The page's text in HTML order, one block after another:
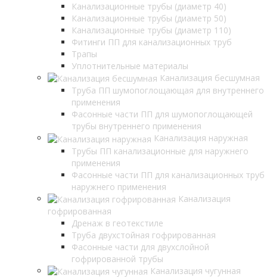
Канализационные трубы (диаметр 40)
Канализационные трубы (диаметр 50)
Канализационные трубы (диаметр 110)
Фитинги ПП для канализационных труб
Трапы
Уплотнительные материалы
Канализация бесшумная
Труба ПП шумопоглощающая для внутреннего
применения
Фасонные части ПП для шумопоглощающей
трубы внутреннего применения
Канализация наружная
Трубы ПП канализационные для наружнего
применения
Фасонные части ПП для канализационных труб
наружнего применения
Канализация
гофрированная
Дренаж в геотекстиле
Труба двухстойная гофрированная
Фасонные части для двухслойной
гофрированной трубы
Канализация чугунная